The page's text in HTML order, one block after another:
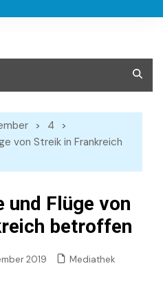
4
von Streik in Frankreich
und Flüge von
betroffen
2019 Mediathek